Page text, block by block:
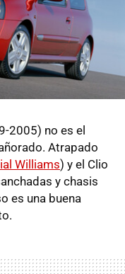
2005) no es el
Atrapado
Williams) y el Clio
y chasis
es una buena